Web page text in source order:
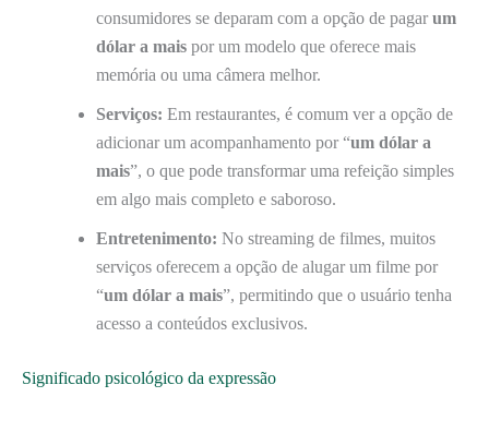
consumidores se deparam com a opção de pagar um
dólar a mais por um modelo que oferece mais
memória ou uma câmera melhor.
Serviços: Em restaurantes, é comum ver a opção de
adicionar um acompanhamento por “um dólar a
mais”, o que pode transformar uma refeição simples
em algo mais completo e saboroso.
Entretenimento: No streaming de filmes, muitos
serviços oferecem a opção de alugar um filme por
“um dólar a mais”, permitindo que o usuário tenha
acesso a conteúdos exclusivos.
Significado psicológico da expressão